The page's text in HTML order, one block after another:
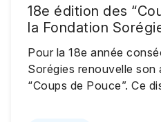
18e édition des
la Fondation
Pour la 18e année
Sorégies renouvelle son
“Coups de Pouce”. Ce